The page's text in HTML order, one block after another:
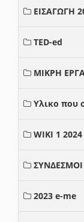
ΕΙΣΑΓΩΓΗ
TED-ed
ΜΙΚΡΗ
Υλικο που
WIKI 1 2024
2023 e-me